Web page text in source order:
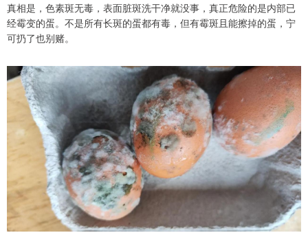
真相是，色素斑无毒，表面脏斑洗干净就没事，真正危险的是内部已
经霉变的蛋。不是所有长斑的蛋都有毒，但有霉斑且能擦掉的蛋，宁
可扔了也别赌。